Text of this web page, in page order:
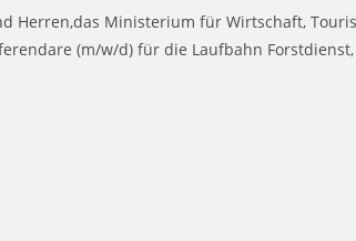
Herren,das Ministerium für Wirtschaft,
(m/w/d) für die Laufbahn